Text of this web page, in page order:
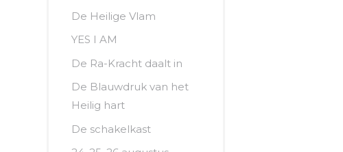
De Heilige Vlam
YES I AM
De Ra-Kracht daalt in
De Blauwdruk van het
Heilig hart
De schakelkast